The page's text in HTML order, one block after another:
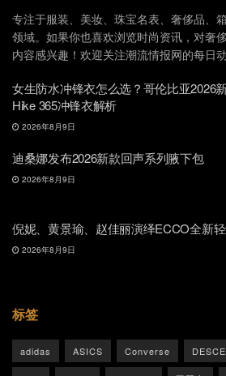
专注于服装、美妆、珠宝名表、奢侈品、
领域。如果你也喜欢浏览时尚资讯，对奢
内容感兴趣！欢迎关注潮流情报网的每日动
女生防水冲锋衣怎么选？哥伦比亚2026
Hike 365冲锋衣解析
2026年8月9日
迪桑娜发布2026新款回声系列腋下包
2026年8月9日
倪妮、黄景瑜、赵佳丽演绎ECCO全新
2026年8月9日
标签
adidas ASICS Converse